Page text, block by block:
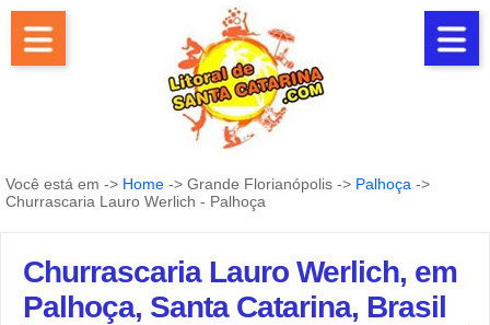
Você está em -> Home -> Grande Florianópolis -> Palhoça ->
Churrascaria Lauro Werlich - Palhoça
Churrascaria Lauro Werlich, em
Palhoça, Santa Catarina, Brasil